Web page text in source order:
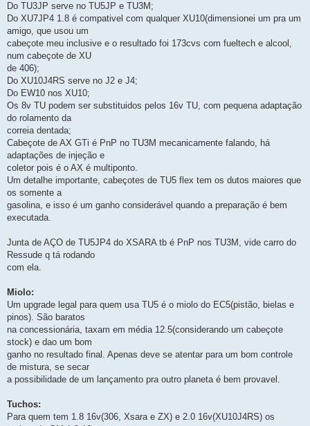
Do TU3JP serve no TU5JP e TU3M;
Do XU7JP4 1.8 é compativel com qualquer XU10(dimensionei um pra um
amigo, que usou um
cabeçote meu inclusive e o resultado foi 173cvs com fueltech e alcool,
num cabeçote de XU
de 406);
Do XU10J4RS serve no J2 e J4;
Do EW10 nos XU10;
Os 8v TU podem ser substituidos pelos 16v TU, com pequena adaptação
do rolamento da
correia dentada;
Cabeçote de AX GTi é PnP no TU3M mecanicamente falando, há
adaptações de injeção e
coletor pois é o AX é multiponto.
Um detalhe importante, cabeçotes de TU5 flex tem os dutos maiores que
os somente a
gasolina, e isso é um ganho considerável quando a preparação é bem
executada.
Junta de AÇO de TU5JP4 do XSARA tb é PnP nos TU3M, vide carro do
Ressude q tá rodando
com ela.
Miolo:
Um upgrade legal para quem usa TU5 é o miolo do EC5(pistão, bielas e
pinos). São baratos
na concessionária, taxam em média 12.5(considerando um cabeçote
stock) e dao um bom
ganho no resultado final. Apenas deve se atentar para um bom controle
de mistura, se secar
a possibilidade de um lançamento pra outro planeta é bem provavel.
Tuchos:
Para quem tem 1.8 16v(306, Xsara e ZX) e 2.0 16v(XU10J4RS) os